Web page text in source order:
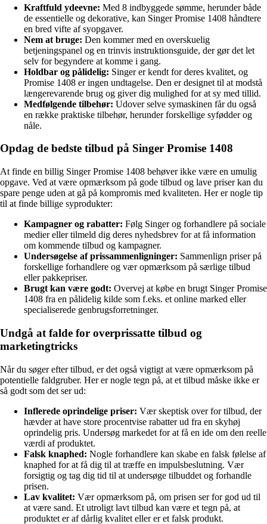
Kraftfuld ydeevne: Med 8 indbyggede sømme, herunder både
de essentielle og dekorative, kan Singer Promise 1408 håndtere
en bred vifte af syopgaver.
Nem at bruge: Den kommer med en overskuelig
betjeningspanel og en trinvis instruktionsguide, der gør det let
selv for begyndere at komme i gang.
Holdbar og pålidelig: Singer er kendt for deres kvalitet, og
Promise 1408 er ingen undtagelse. Den er designet til at modstå
længerevarende brug og giver dig mulighed for at sy med tillid.
Medfølgende tilbehør: Udover selve symaskinen får du også
en række praktiske tilbehør, herunder forskellige syfødder og
nåle.
Opdag de bedste tilbud på Singer Promise 1408
At finde en billig Singer Promise 1408 behøver ikke være en umulig
opgave. Ved at være opmærksom på gode tilbud og lave priser kan du
spare penge uden at gå på kompromis med kvaliteten. Her er nogle tip
til at finde billige syprodukter:
Kampagner og rabatter: Følg Singer og forhandlere på sociale
medier eller tilmeld dig deres nyhedsbrev for at få information
om kommende tilbud og kampagner.
Undersøgelse af prissammenligninger: Sammenlign priser på
forskellige forhandlere og vær opmærksom på særlige tilbud
eller pakkepriser.
Brugt kan være godt: Overvej at købe en brugt Singer Promise
1408 fra en pålidelig kilde som f.eks. et online marked eller
specialiserede genbrugsforretninger.
Undgå at falde for overprissatte tilbud og
marketingtricks
Når du søger efter tilbud, er det også vigtigt at være opmærksom på
potentielle faldgruber. Her er nogle tegn på, at et tilbud måske ikke er
så godt som det ser ud:
Inflerede oprindelige priser: Vær skeptisk over for tilbud, der
hævder at have store procentvise rabatter ud fra en skyhøj
oprindelig pris. Undersøg markedet for at få en ide om den reelle
værdi af produktet.
Falsk knaphed: Nogle forhandlere kan skabe en falsk følelse af
knaphed for at få dig til at træffe en impulsbeslutning. Vær
forsigtig og tag dig tid til at undersøge tilbuddet og forhandle
prisen.
Lav kvalitet: Vær opmærksom på, om prisen ser for god ud til
at være sand. Et utroligt lavt tilbud kan være et tegn på, at
produktet er af dårlig kvalitet eller er et falsk produkt.